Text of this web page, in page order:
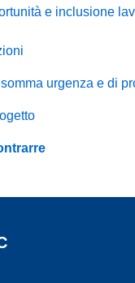
e inclusione
urgenza e di